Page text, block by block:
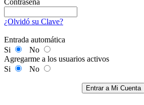
Contraseña
¿Olvidó su Clave?
Entrada automática
Si
No
Agregarme a los usuarios activos
Si
No
Entrar a Mi Cuenta